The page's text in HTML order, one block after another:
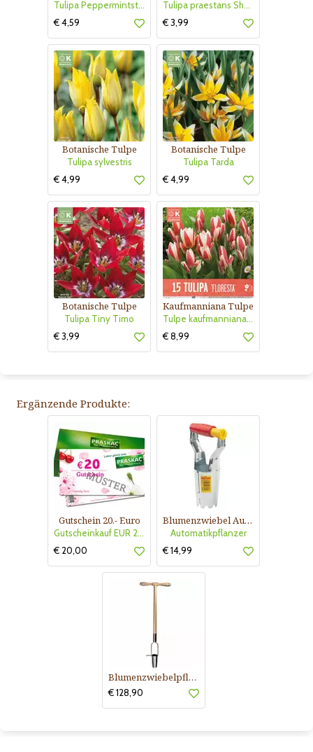
Tulipa Peppermintstick
€ 4,59
Tulipa praestans Shogun
€ 3,99
Botanische Tulpe
Tulipa sylvestris
€ 4,99
Botanische Tulpe
Tulipa Tarda
€ 4,99
Botanische Tulpe
Tulipa Tiny Timo
€ 3,99
Kaufmanniana Tulpe
Tulpe kaufmanniana Floresta
€ 8,99
Ergänzende Produkte:
Gutschein 20.- Euro
Gutscheinkauf EUR 20.-
€ 20,00
Blumenzwiebel Automatikpflanzer
Automatikpflanzer
€ 14,99
Blumenzwiebelpflanzer
€ 128,90